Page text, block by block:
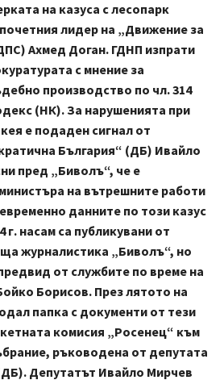
на казуса с лесопарк
лидер на „Движение за
Ахмед Доган. ГДНП изпрати
с мнение за
производство по чл. 314
(НК). За нарушенията при
е подаден сигнал от
България“ (ДБ) Ивайло
пред „Биволъ“, че е
на вътрешните работи
данните по този казус
г. насам са публикувани от
журналистика „Биволъ“, но
от службите по време на
Борисов. През лятото на
папка с документи от тези
комисия „Росенец“ към
ръководена от депутата
Депутатът Ивайло Мирчев